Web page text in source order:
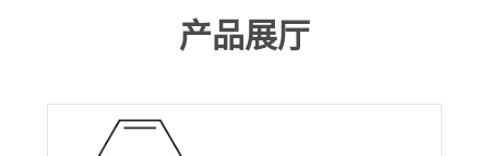
司
产品展厅